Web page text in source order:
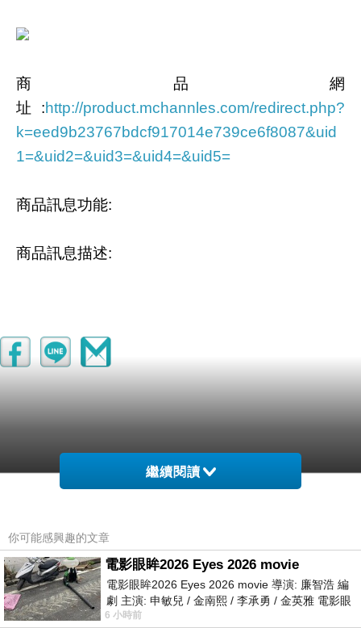
商品網
址 :http://product.mchannles.com/redirect.php?
k=eed9b23767bdcf917014e739ce6f8087&uid
1=&uid2=&uid3=&uid4=&uid5=
商品訊息功能:
商品訊息描述:
繼續閱讀
你可能感興趣的文章
電影眼眸2026 Eyes 2026 movie
電影眼眸2026 Eyes 2026 movie 導演: 廉智浩 編
劇 主演: 申敏兒 / 金南熙 / 李承勇 / 金英雅 電影眼
眸2026描述攝影師徐珍因遺
6 小時前